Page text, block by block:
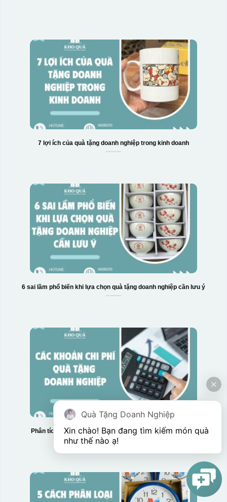
7 lợi ích của quà tặng doanh nghiệp trong kinh doanh
6 sai lầm phổ biến khi lựa chọn quà tặng doanh nghiệp cần lưu ý
Phân tích chi tiết các khoản chi phí quà tặng doanh nghiệp
Quà Tặng Doanh Nghiệp
Xin chào! Bạn đang tìm kiếm món quà
như thế nào ạ!